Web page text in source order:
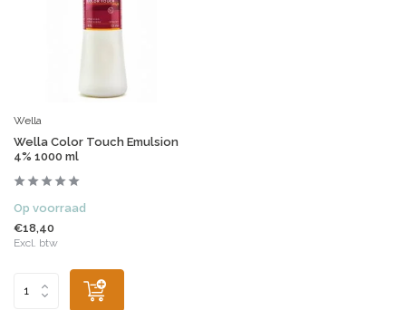
Wella
Wella Color Touch Emulsion
4% 1000 ml
Op voorraad
€18,40
Excl. btw